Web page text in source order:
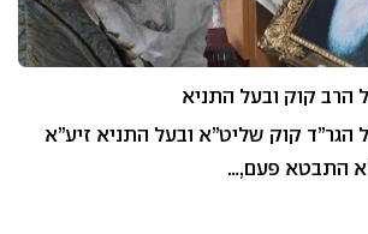
הרב קוק ובעל התניא
הגר”ד קוק שליט”א ובעל התניא זיע”א
התבטא פעם,…